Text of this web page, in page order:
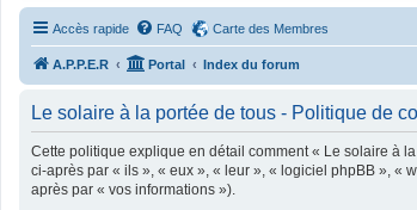
Accès rapide FAQ Carte des Membres
A.P.P.E.R Portal Index du forum
Le solaire à la portée de tous - Politique de
Cette politique explique en détail comment « Le solaire à
ci-après par « ils », « eux », « leur », « logiciel phpBB », «
après par « vos informations »).